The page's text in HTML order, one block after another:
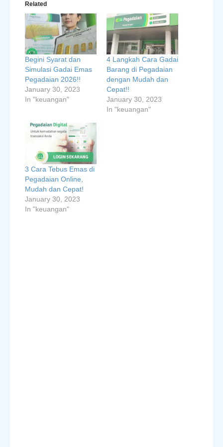
Related
Begini Syarat dan
Simulasi Gadai Emas
Pegadaian 2026!!
January 30, 2023
In "keuangan"
4 Langkah Cara Gadai
Barang di Pegadaian
dengan Mudah dan
Cepat!!
January 30, 2023
In "keuangan"
3 Cara Tebus Emas di
Pegadaian Online,
Mudah dan Cepat!
January 30, 2023
In "keuangan"